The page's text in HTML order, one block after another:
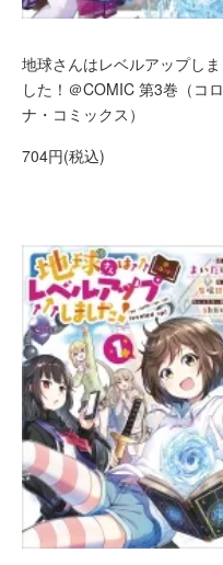
地球さんはレベルアップしま
した！＠COMIC 第3巻（コロ
ナ・コミックス）
704円(税込)